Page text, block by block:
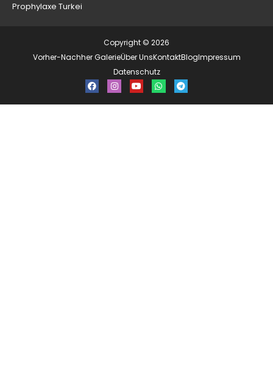
Prophylaxe Turkei
Copyright © 2026
Vorher-Nachher GalerieÜber UnsKontaktBlogImpressum
Datenschutz